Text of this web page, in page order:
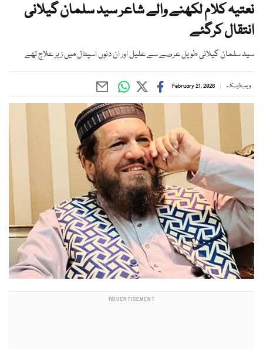
نعتیہ کلام لکھنے والے شاعر سید سلمان گیلانی
انتقال کرگئے
سید سلمان گیلانی طویل عرصے سے علیل اور ان دنوں اسپتال میں زیر علاج تھے
ویب ڈیسک February 21, 2026